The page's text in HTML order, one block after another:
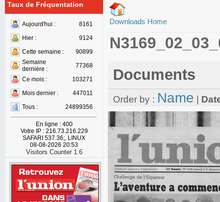
Taux de Fréquentation
Aujourd'hui :
8161
Hier :
9124
Cette semaine :
90899
Semaine
dernière :
77368
Ce mois :
103271
Mois dernier :
447011
Tous :
24899356
En ligne : 400
Votre IP : 216.73.216.229
SAFARI 537.36;, LINUX
08-08-2026 20:53
Visitors Counter 1.6
Downloads Home
Documents
Order by : Name